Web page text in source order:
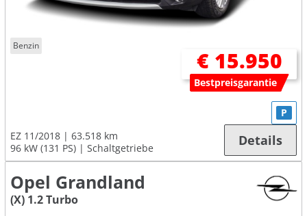
Benzin
€ 15.950
Bestpreisgarantie
EZ 11/2018
63.518 km
96 kW (131 PS)
Schaltgetriebe
P
Details
Opel Grandland
(X) 1.2 Turbo